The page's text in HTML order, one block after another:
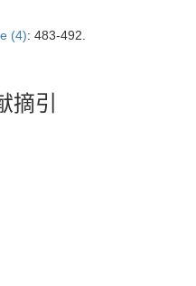
(4): 483-492.
摘引